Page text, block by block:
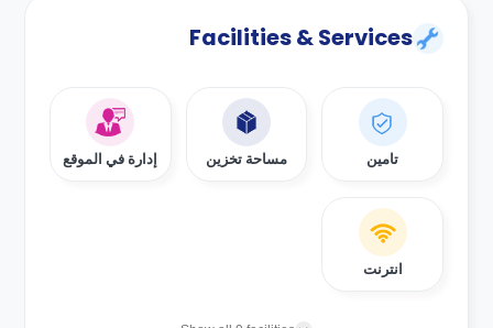
Facilities & Services
تامين مساحة تخزين إدارة في الموقع
انترنت